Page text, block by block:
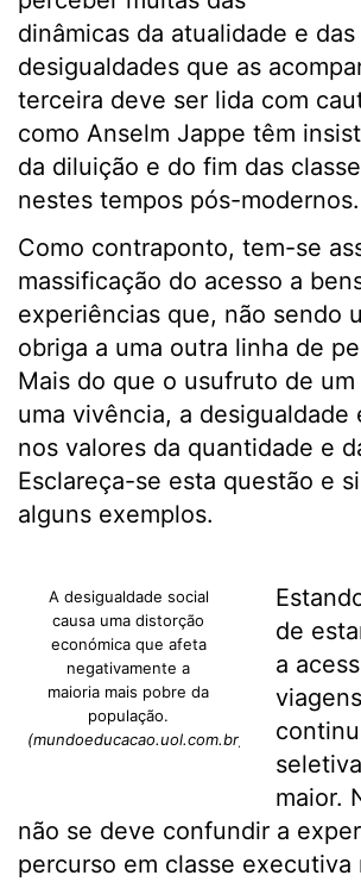
dinâmicas da atualidade e das
desigualdades que as
terceira deve ser lida com
como Anselm Jappe têm
da diluição e do fim das
nestes tempos pós-modernos.
Como contraponto, tem-se
massificação do acesso a
experiências que, não sendo
obriga a uma outra linha de
Mais do que o usufruto de
uma vivência, a desigualdade
nos valores da quantidade e
Esclareça-se esta questão e
alguns exemplos.
A desigualdade social
causa uma distorção
económica que afeta
negativamente a
maioria mais pobre da
população.
(mundoeducacao.uol.com.br)
de
a
maior.
não se deve confundir a
percurso em classe executiva